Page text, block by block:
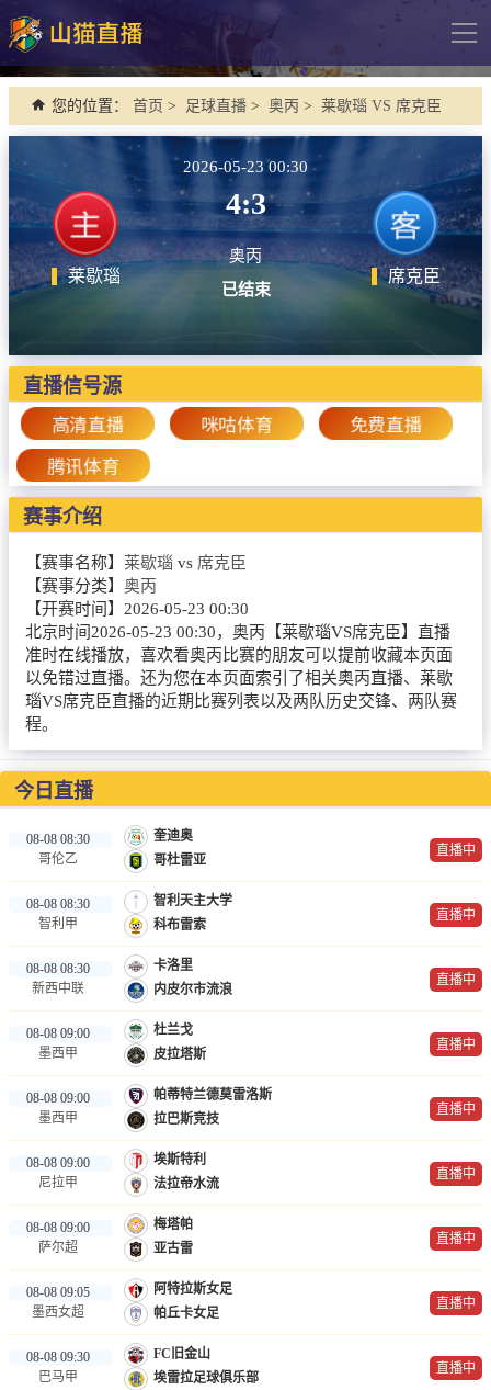
导
网站首页
德甲
法甲
西甲
欧冠杯
中超
篮球直播
NBA
CBA
录像
足球录像
篮球录像
新闻
足球新闻
篮球新闻
体育词条
您的位置： 首页 > 足球直播 > 奥丙 > 莱歇瑙 VS 席克臣
莱歇瑙
2026-05-23 00:30
4:3
奥丙
已结束
席克臣
直播信号源
高清直播 咪咕体育 免费直播
腾讯体育
赛事介绍
【赛事名称】 莱歇瑙 vs 席克臣
【赛事分类】 奥丙
【开赛时间】 2026-05-23 00:30
北京时间2026-05-23 00:30，奥丙【莱歇瑙VS席克臣】直播
准时在线播放，喜欢看奥丙比赛的朋友可以提前收藏本页面
以免错过直播。还为您在本页面索引了相关奥丙直播、莱歇
瑙VS席克臣直播的近期比赛列表以及两队历史交锋、两队赛
程。
今日直播
08-08 08:30
哥伦乙
奎迪奥
哥杜雷亚
直播中
08-08 08:30
智利甲
智利天主大学
科布雷索
直播中
08-08 08:30
新西中联
卡洛里
内皮尔市流浪
直播中
08-08 09:00
墨西甲
杜兰戈
皮拉塔斯
直播中
08-08 09:00
墨西甲
帕蒂特兰德莫雷洛斯
拉巴斯竞技
直播中
08-08 09:00
尼拉甲
埃斯特利
法拉帝水流
直播中
08-08 09:00
萨尔超
梅塔帕
亚古雷
直播中
08-08 09:05
墨西女超
阿特拉斯女足
帕丘卡女足
直播中
08-08 09:30
巴马甲
FC旧金山
埃雷拉足球俱乐部
直播中